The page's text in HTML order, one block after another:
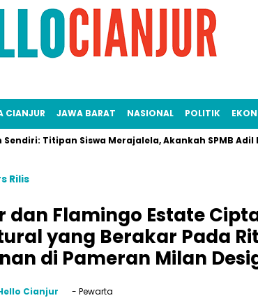
CIANJUR JAWA BARAT NASIONAL POLITIK
Titipan Siswa Merajalela, Akankah SPMB Adil bagi
Rilis
dan Flamingo Estate
yang Berakar Pada
di Pameran Milan
Cianjur
- Pewarta